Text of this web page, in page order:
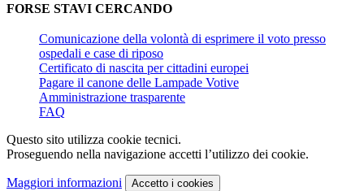
FORSE STAVI CERCANDO
Comunicazione della volontà di esprimere il voto presso
ospedali e case di riposo
Certificato di nascita per cittadini europei
Pagare il canone delle Lampade Votive
Amministrazione trasparente
FAQ
Questo sito utilizza cookie tecnici.
Proseguendo nella navigazione accetti l’utilizzo dei cookie.
Maggiori informazioni Accetto i cookies